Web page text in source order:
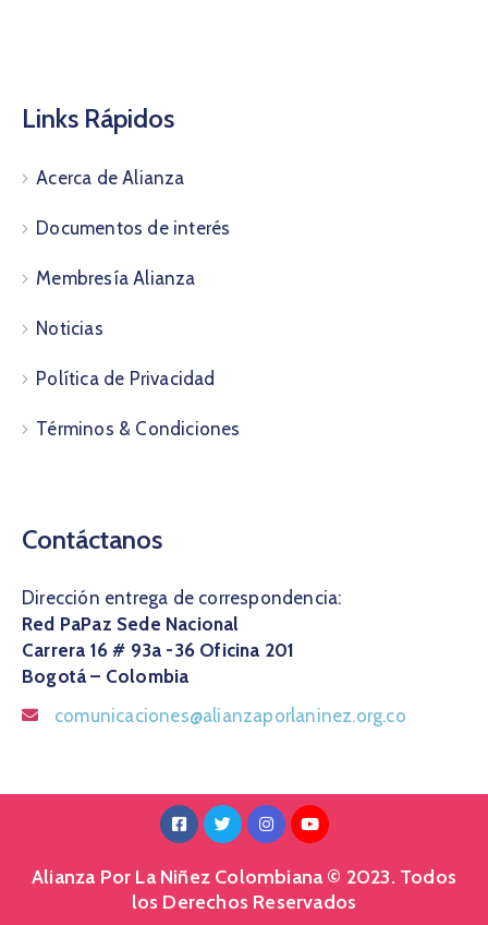
Links Rápidos
Acerca de Alianza
Documentos de interés
Membresía Alianza
Noticias
Política de Privacidad
Términos & Condiciones
Contáctanos
Dirección entrega de correspondencia:
Red PaPaz Sede Nacional
Carrera 16 # 93a -36 Oficina 201
Bogotá – Colombia
comunicaciones@alianzaporlaninez.org.co
Alianza Por La Niñez Colombiana © 2023. Todos
los Derechos Reservados